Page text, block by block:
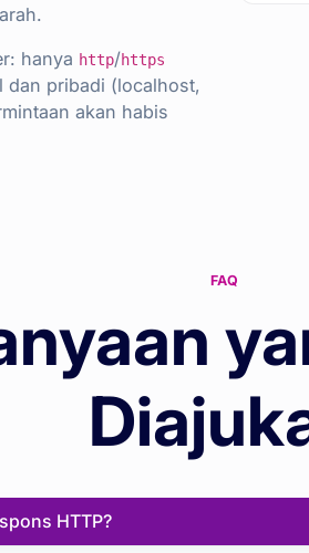
hanya http/https
dan pribadi (localhost,
akan habis
FAQ
HTTP?